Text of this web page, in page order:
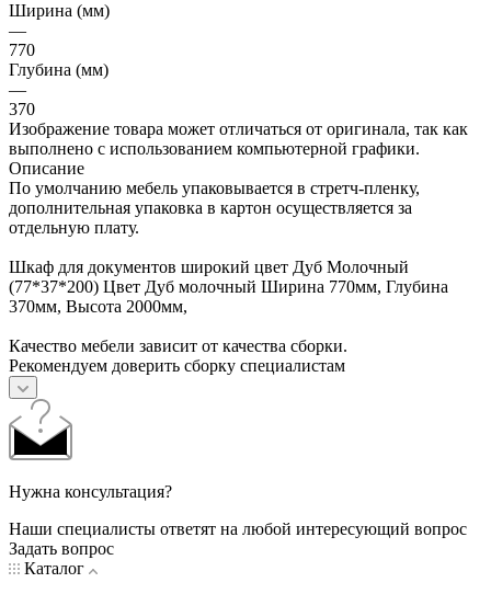
Ширина (мм)
—
770
Глубина (мм)
—
370
Изображение товара может отличаться от оригинала, так как
выполнено с использованием компьютерной графики.
Описание
По умолчанию мебель упаковывается в стретч-пленку,
дополнительная упаковка в картон осуществляется за
отдельную плату.
Шкаф для документов широкий цвет Дуб Молочный
(77*37*200) Цвет Дуб молочный Ширина 770мм, Глубина
370мм, Высота 2000мм,
Качество мебели зависит от качества сборки.
Рекомендуем доверить сборку специалистам
Нужна консультация?
Наши специалисты ответят на любой интересующий вопрос
Задать вопрос
Каталог